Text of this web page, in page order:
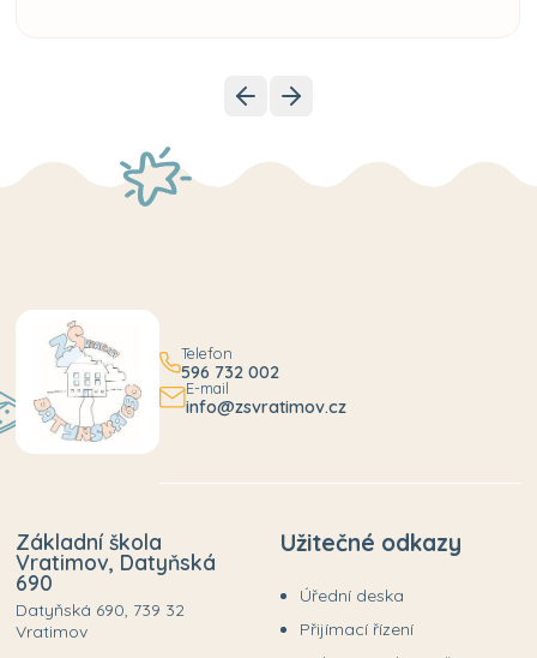
Telefon
596 732 002
E-mail
info@zsvratimov.cz
Základní škola
Vratimov, Datyňská
690
Datyňská 690, 739 32
Vratimov
Užitečné odkazy
Úřední deska
Přijímací řízení